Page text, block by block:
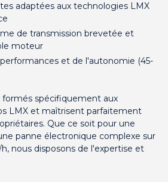
adaptées aux technologies LMX
de transmission brevetée et
moteur
et de l'autonomie (45-
formés spécifiquement aux
LMX et maîtrisent parfaitement
Que ce soit pour une
panne électronique complexe sur
nous disposons de l'expertise et